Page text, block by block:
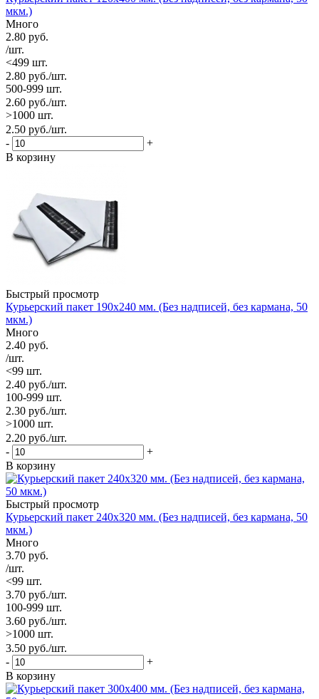
мкм.)
Много
2.80 руб.
/шт.
<499 шт.
2.80 руб./шт.
500-999 шт.
2.60 руб./шт.
>1000 шт.
2.50 руб./шт.
-
+
В корзину
Быстрый просмотр
Курьерский пакет 190х240 мм. (Без надписей, без кармана, 50
мкм.)
Много
2.40 руб.
/шт.
<99 шт.
2.40 руб./шт.
100-999 шт.
2.30 руб./шт.
>1000 шт.
2.20 руб./шт.
-
+
В корзину
Быстрый просмотр
Курьерский пакет 240х320 мм. (Без надписей, без кармана, 50
мкм.)
Много
3.70 руб.
/шт.
<99 шт.
3.70 руб./шт.
100-999 шт.
3.60 руб./шт.
>1000 шт.
3.50 руб./шт.
-
+
В корзину